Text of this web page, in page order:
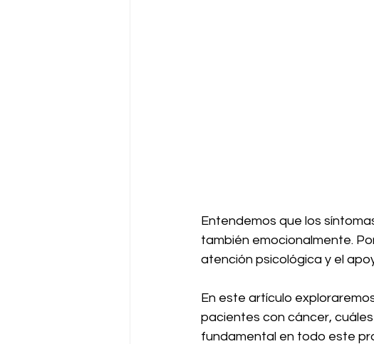
Entendemos que los
también emocionalmente.
atención psicológica y el
En este artículo
pacientes con cáncer,
fundamental en todo este